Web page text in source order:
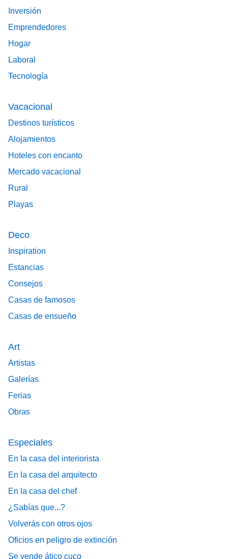
Inversión
Emprendedores
Hogar
Laboral
Tecnología
Vacacional
Destinos turísticos
Alojamientos
Hoteles con encanto
Mercado vacacional
Rural
Playas
Deco
Inspiration
Estancias
Consejos
Casas de famosos
Casas de ensueño
Art
Artistas
Galerías
Ferias
Obras
Especiales
En la casa del interiorista
En la casa del arquitecto
En la casa del chef
¿Sabías que...?
Volverás con otros ojos
Oficios en peligro de extinción
Se vende ático cuco